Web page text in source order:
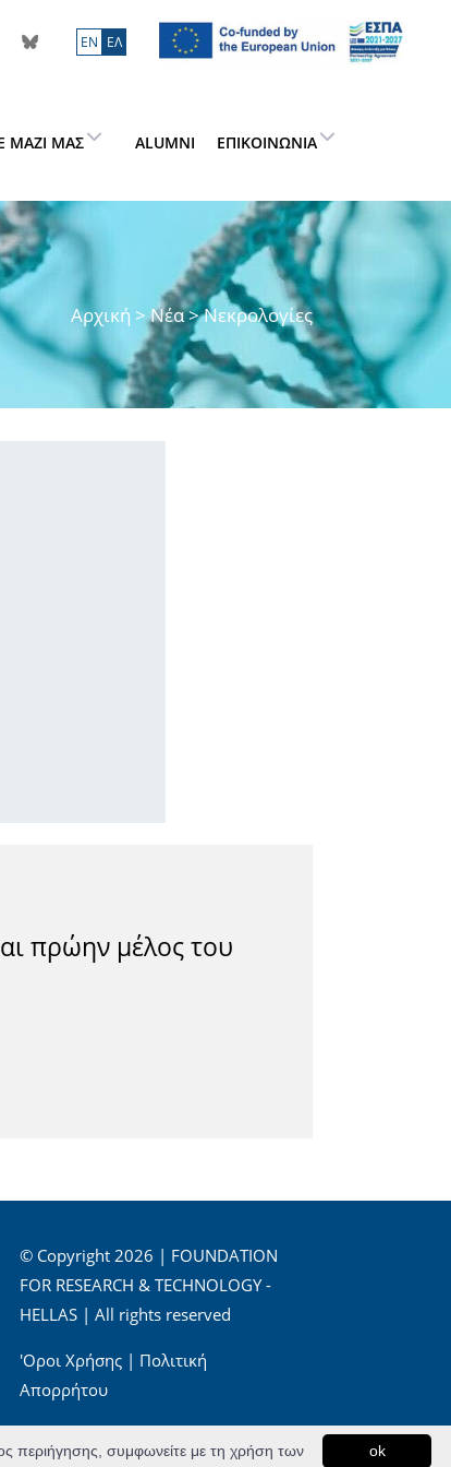
ΕN ΕΛ
ΜΑΖΊ ΜΑΣ ALUMNI ΕΠΙΚΟΙΝΩΝΊΑ
Αρχική >Νέα> Νεκρολογίες
πρώην μέλος του
© Copyright 2026 | FOUNDATION
FOR RESEARCH & TECHNOLOGY -
HELLAS | All rights reserved
'Οροι Χρήσης| Πολιτική
Απορρήτου
ok
περιήγησης, συμφωνείτε με τη χρήση των